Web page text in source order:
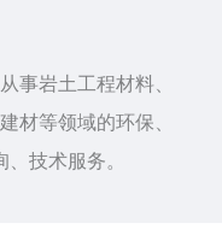
事岩土工程材料、
材等领域的环保、
技术服务。